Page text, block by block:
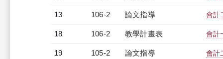
13 106-2 論文指導 會計
18 106-2 教學計畫表 會計
19 105-2 論文指導 會計